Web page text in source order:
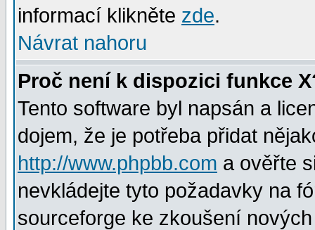
informací klikněte zde.
Návrat nahoru
Proč není k dispozici funkce
Tento software byl napsán a
dojem, že je potřeba přidat
http://www.phpbb.com a ověřte
nevkládejte tyto požadavky na
sourceforge ke zkoušení